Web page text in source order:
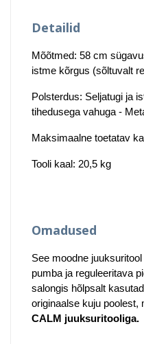
Detailid
Mõõtmed: 58 cm
istme kõrgus (sõltuvalt
Polsterdus: Seljatugi ja
tihedusega vahuga -
Maksimaalne toetatav
Tooli kaal: 20,5 kg
Omadused
See moodne
pumba ja reguleeritava
salongis hõlpsalt
originaalse kuju poolest,
CALM juuksuritooliga.